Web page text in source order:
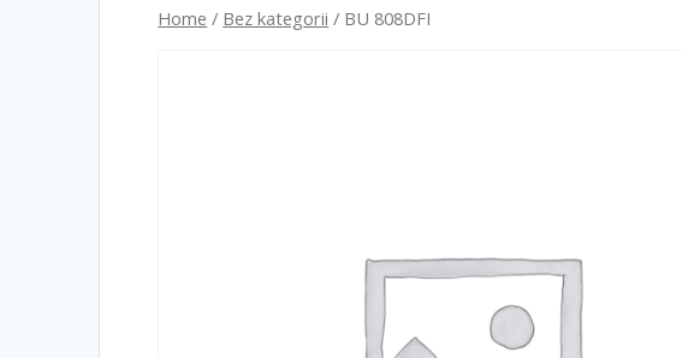
Home / Bez kategorii / BU 808DFI